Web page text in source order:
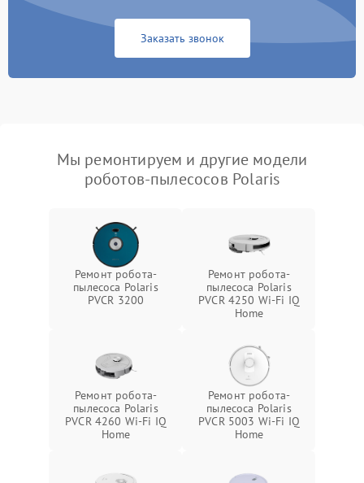
Заказать звонок
Мы ремонтируем и другие модели
роботов-пылесосов Polaris
Ремонт робота-
пылесоса Polaris
PVCR 3200
Ремонт робота-
пылесоса Polaris
PVCR 4250 Wi-Fi IQ
Home
Ремонт робота-
пылесоса Polaris
PVCR 4260 Wi-Fi IQ
Home
Ремонт робота-
пылесоса Polaris
PVCR 5003 Wi-Fi IQ
Home